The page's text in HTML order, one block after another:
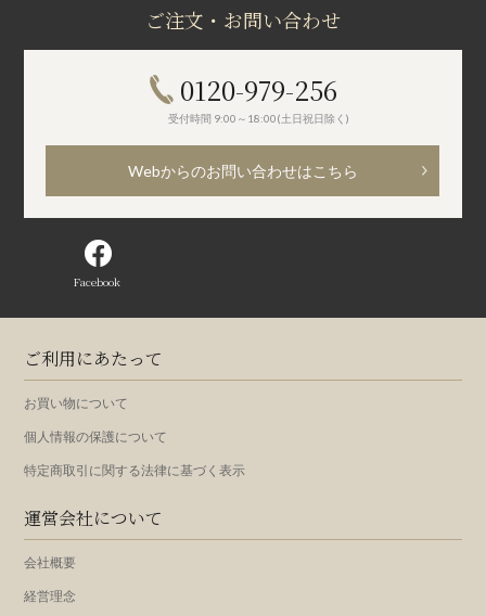
ご注文・お問い合わせ
0120-979-256
受付時間 9:00～18:00(土日祝日除く)
Webからのお問い合わせはこちら
Facebook
ご利用にあたって
お買い物について
個人情報の保護について
特定商取引に関する法律に基づく表示
運営会社について
会社概要
経営理念